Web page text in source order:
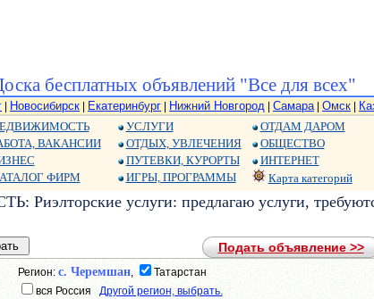
бесплатных объявлений "Все для всех"
Новосибирск Екатеринбург Нижний Новгород Самара| Омск
ВАКАНСИИ
ФИРМ
УСЛУГИ
ОТДЫХ, УВЛЕЧЕНИЯ
ПУТЕВКИ, КУРОРТЫ
ИГРЫ, ПРОГРАММЫ
ОТДАМ ДАРОМ
ОБЩЕСТВО
ИНТЕРНЕТ
Карта категорий
услуги: предлагаю услуги,
Подать объявление >>
Регион: с. Черемшан,
Татарстан
вся Россия Другой регион, выбрать.